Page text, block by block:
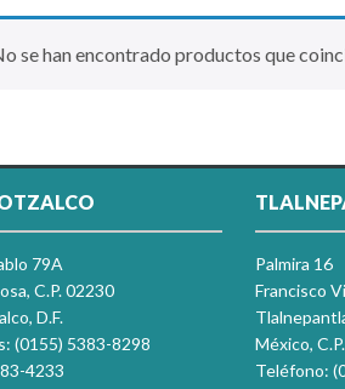
se han encontrado productos que
79A
C.P. 02230
D.F.
(0155) 5383-8298
4233
Palmira 16
Francisco
México,
Teléfono: